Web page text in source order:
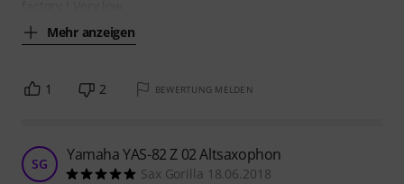
Mehr anzeigen
1 2 BEWERTUNG MELDEN
SG Yamaha YAS-82 Z 02 Altsaxophon
Sax Gorilla 18.06.2018